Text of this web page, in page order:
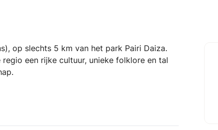
op slechts 5 km van het park Pairi Daiza.
een rijke cultuur, unieke folklore en tal